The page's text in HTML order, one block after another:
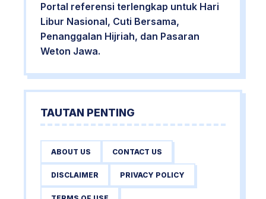
Portal referensi terlengkap untuk Hari
Libur Nasional, Cuti Bersama,
Penanggalan Hijriah, dan Pasaran
Weton Jawa.
TAUTAN PENTING
ABOUT US CONTACT US
DISCLAIMER PRIVACY POLICY